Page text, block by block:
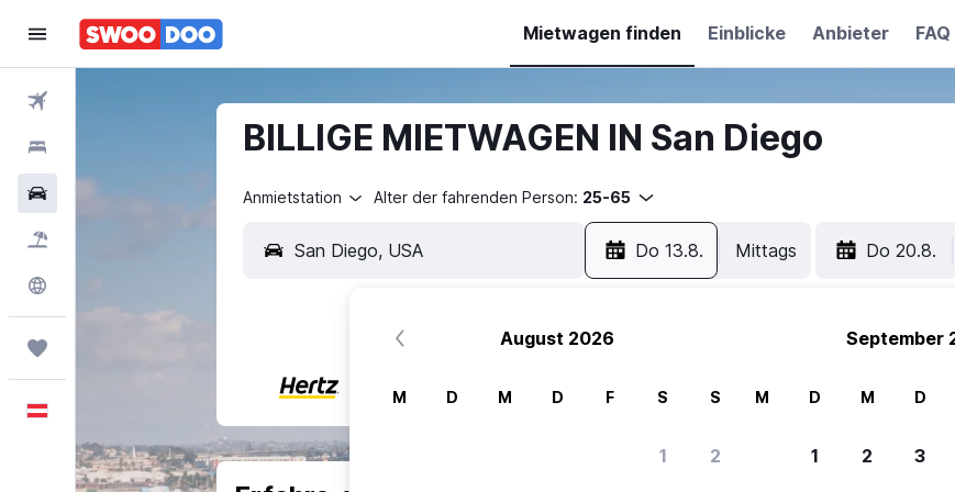
Mietwagen finden Einblicke Anbieter FAQ
BILLIGE MIETWAGEN IN San Diego
Anmietstation Alter der fahrenden Person: 25-65
Do 13.8. Mittags Do 20.8.
August 2026
M D M D F S S
1 2
September
M D M D
1 2 3